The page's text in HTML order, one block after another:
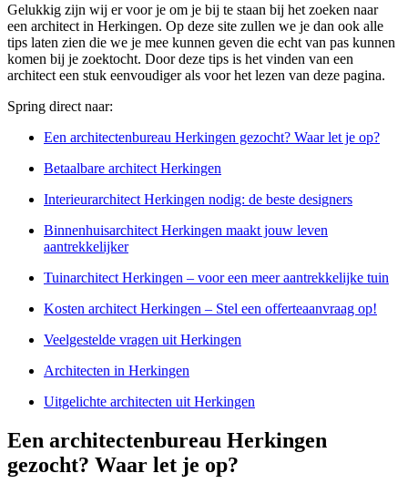
Gelukkig zijn wij er voor je om je bij te staan bij het zoeken naar
een architect in Herkingen. Op deze site zullen we je dan ook alle
tips laten zien die we je mee kunnen geven die echt van pas kunnen
komen bij je zoektocht. Door deze tips is het vinden van een
architect een stuk eenvoudiger als voor het lezen van deze pagina.
Spring direct naar:
Een architectenbureau Herkingen gezocht? Waar let je op?
Betaalbare architect Herkingen
Interieurarchitect Herkingen nodig: de beste designers
Binnenhuisarchitect Herkingen maakt jouw leven
aantrekkelijker
Tuinarchitect Herkingen – voor een meer aantrekkelijke tuin
Kosten architect Herkingen – Stel een offerteaanvraag op!
Veelgestelde vragen uit Herkingen
Architecten in Herkingen
Uitgelichte architecten uit Herkingen
Een architectenbureau Herkingen
gezocht? Waar let je op?